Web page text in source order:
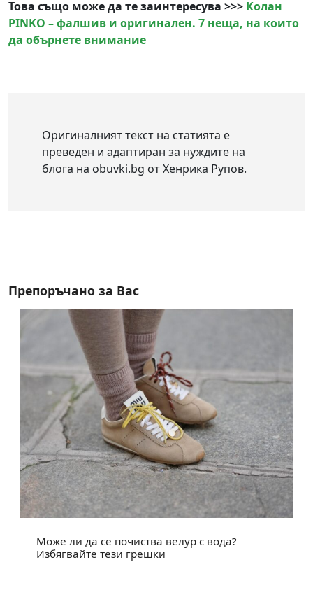
Това също може да те заинтересува >>> Колан
PINKO – фалшив и оригинален. 7 неща, на които
да обърнете внимание
Оригиналният текст на статията е
преведен и адаптиран за нуждите на
блога на obuvki.bg от Хенрика Рупов.
Препоръчано за Вас
Може ли да се почиства велур с вода?
Избягвайте тези грешки